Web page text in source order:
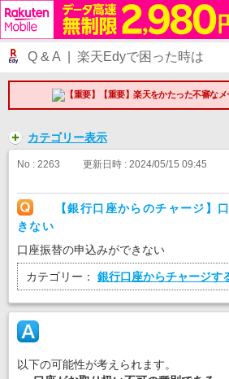
Q & A | 楽天Edyで困った時は
【重要】楽天をかたった不審な
カテゴリー表示
No : 2263 更新日時 : 2024/05/15 09:45
【銀行口座からのチャージ】
きない
口座振替の申込みができない
カテゴリー： 銀行口座からチャージす
以下の可能性が考えられます。